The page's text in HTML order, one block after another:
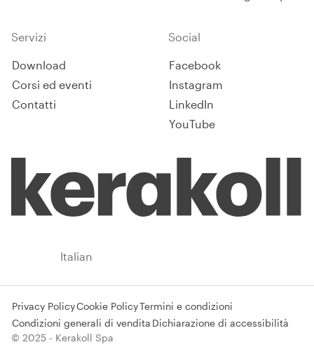
Servizi
Download
Corsi ed eventi
Contatti
Social
Facebook
Instagram
LinkedIn
YouTube
Italian
Privacy PolicyCookie PolicyTermini e condizioni
Condizioni generali di vendita Dichiarazione di accessibilità
© 2025 - Kerakoll Spa